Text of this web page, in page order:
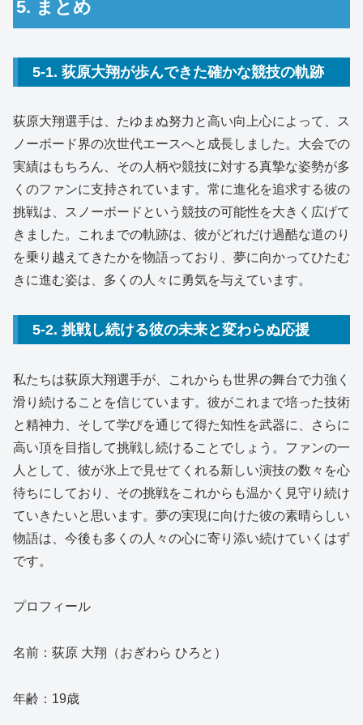
5. まとめ
5-1. 荻原大翔が歩んできた確かな競技の軌跡
荻原大翔選手は、たゆまぬ努力と高い向上心によって、ス
ノーボード界の次世代エースへと成長しました。大会での
実績はもちろん、その人柄や競技に対する真摯な姿勢が多
くのファンに支持されています。常に進化を追求する彼の
挑戦は、スノーボードという競技の可能性を大きく広げて
きました。これまでの軌跡は、彼がどれだけ過酷な道のり
を乗り越えてきたかを物語っており、夢に向かってひたむ
きに進む姿は、多くの人々に勇気を与えています。
5-2. 挑戦し続ける彼の未来と変わらぬ応援
私たちは荻原大翔選手が、これからも世界の舞台で力強く
滑り続けることを信じています。彼がこれまで培った技術
と精神力、そして学びを通じて得た知性を武器に、さらに
高い頂を目指して挑戦し続けることでしょう。ファンの一
人として、彼が氷上で見せてくれる新しい演技の数々を心
待ちにしており、その挑戦をこれからも温かく見守り続け
ていきたいと思います。夢の実現に向けた彼の素晴らしい
物語は、今後も多くの人々の心に寄り添い続けていくはず
です。
プロフィール
名前：荻原 大翔（おぎわら ひろと）
年齢：19歳